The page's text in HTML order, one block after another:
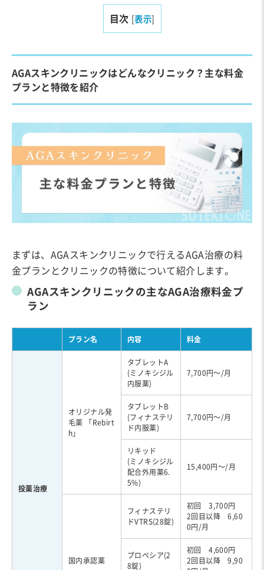
目次 [表示]
AGAスキンクリニックはどんなクリニック？主な料金
プランと特徴を紹介
まずは、AGAスキンクリニックで行えるAGA治療の料
金プランとクリニックの特徴について紹介します。
AGAスキンクリニックの主なAGA治療料金プ
ラン
プラン名 内容 料金
投薬治療
オリジナル発
毛薬 「Rebirt
h」
タブレットA
(ミノキシジル
内服薬)
7,700円～/月
タブレットB
(フィナステリ
ド内服薬)
7,700円～/月
リキッド
(ミノキシジル
配合外用薬6.
5%)
15,400円～/月
国内承認薬
フィナステリ
ドVTRS(28錠)
初回 3,700円
2回目以降 6,60
0円/月
プロペシア(2
8錠)
初回 4,600円
2回目以降 9,90